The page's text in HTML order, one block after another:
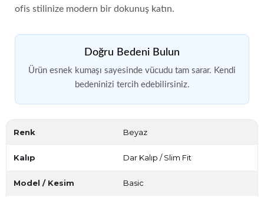
ofis stilinize modern bir dokunuş katın.
Doğru Bedeni Bulun
Ürün esnek kumaşı sayesinde vücudu tam sarar. Kendi
bedeninizi tercih edebilirsiniz.
Renk Beyaz
Kalıp Dar Kalıp / Slim Fit
Model / Kesim Basic